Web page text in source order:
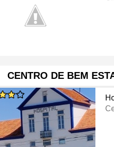
CENTRO DE BEM